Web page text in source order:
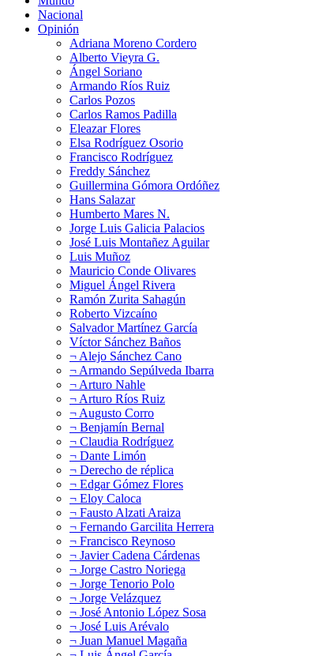
Nacional
Opinión
Adriana Moreno Cordero
Alberto Vieyra G.
Ángel Soriano
Armando Ríos Ruiz
Carlos Pozos
Carlos Ramos Padilla
Eleazar Flores
Elsa Rodríguez Osorio
Francisco Rodríguez
Freddy Sánchez
Guillermina Gómora Ordóñez
Hans Salazar
Humberto Mares N.
Jorge Luis Galicia Palacios
José Luis Montañez Aguilar
Luis Muñoz
Mauricio Conde Olivares
Miguel Ángel Rivera
Ramón Zurita Sahagún
Roberto Vizcaíno
Salvador Martínez García
Víctor Sánchez Baños
¬ Alejo Sánchez Cano
¬ Armando Sepúlveda Ibarra
¬ Arturo Nahle
¬ Arturo Ríos Ruiz
¬ Augusto Corro
¬ Benjamín Bernal
¬ Claudia Rodríguez
¬ Dante Limón
¬ Derecho de réplica
¬ Edgar Gómez Flores
¬ Eloy Caloca
¬ Fausto Alzati Araiza
¬ Fernando Garcilita Herrera
¬ Francisco Reynoso
¬ Javier Cadena Cárdenas
¬ Jorge Castro Noriega
¬ Jorge Tenorio Polo
¬ Jorge Velázquez
¬ José Antonio López Sosa
¬ José Luis Arévalo
¬ Juan Manuel Magaña